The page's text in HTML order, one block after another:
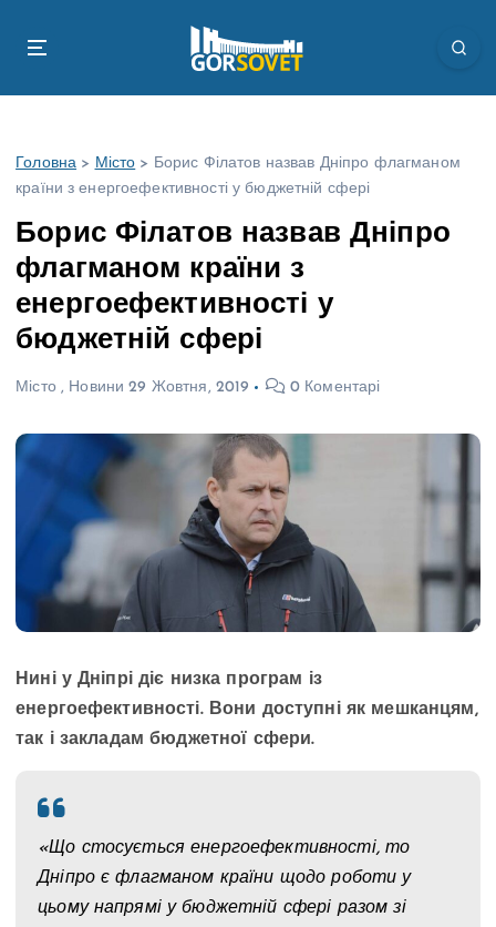
Головна > Місто > Борис Філатов назвав Дніпро флагманом
країни з енергоефективності у бюджетній сфері
Борис Філатов назвав Дніпро
флагманом країни з
енергоефективності у
бюджетній сфері
Місто, Новини 29 Жовтня, 2019 0 Коментарі
Нині у Дніпрі діє низка програм із
енергоефективності. Вони доступні як мешканцям,
так і закладам бюджетної сфери.
«Що стосується енергоефективності, то
Дніпро є флагманом країни щодо роботи у
цьому напрямі у бюджетній сфері разом зі